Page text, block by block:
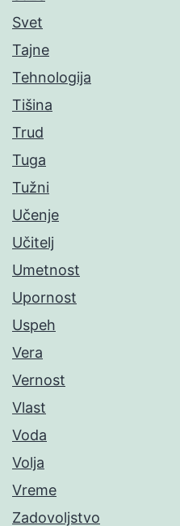
Svet
Tajne
Tehnologija
Tišina
Trud
Tuga
Tužni
Učenje
Učitelj
Umetnost
Upornost
Uspeh
Vera
Vernost
Vlast
Voda
Volja
Vreme
Zadovoljstvo